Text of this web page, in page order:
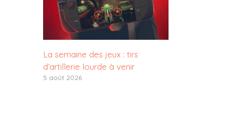
La semaine des jeux : tirs
d’artillerie lourde à venir
5 août 2026